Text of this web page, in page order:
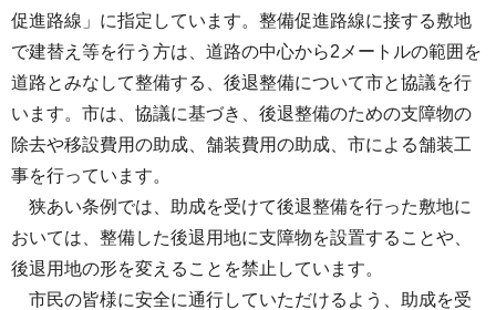
促進路線」に指定しています。整備促進路線に接する敷地
で建替え等を行う方は、道路の中心から2メートルの範囲を
道路とみなして整備する、後退整備について市と協議を行
います。市は、協議に基づき、後退整備のための支障物の
除去や移設費用の助成、舗装費用の助成、市による舗装工
事を行っています。
狭あい条例では、助成を受けて後退整備を行った敷地に
おいては、整備した後退用地に支障物を設置することや、
後退用地の形を変えることを禁止しています。
市民の皆様に安全に通行していただけるよう、助成を受